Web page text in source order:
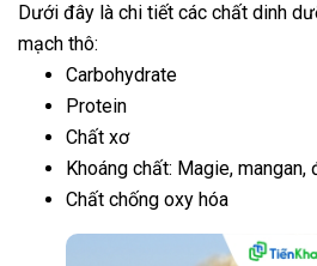
Dưới đây là chi tiết các chất dinh
mạch thô:
Carbohydrate
Protein
Chất xơ
Khoáng chất: Magie, mangan,
Chất chống oxy hóa